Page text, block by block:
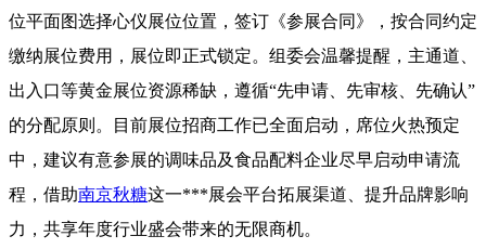
位平面图选择心仪展位位置，签订《参展合同》，按合同约定
缴纳展位费用，展位即正式锁定。组委会温馨提醒，主通道、
出入口等黄金展位资源稀缺，遵循“先申请、先审核、先确认”
的分配原则。目前展位招商工作已全面启动，席位火热预定
中，建议有意参展的调味品及食品配料企业尽早启动申请流
程，借助南京秋糖这一***展会平台拓展渠道、提升品牌影响
力，共享年度行业盛会带来的无限商机。